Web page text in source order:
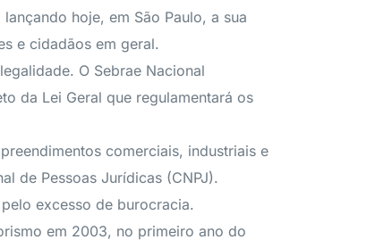
hoje, em São Paulo, a sua
e cidadãos em geral.
O Sebrae Nacional
da Lei Geral que regulamentará os
comerciais, industriais e
de Pessoas Jurídicas (CNPJ).
excesso de burocracia.
em 2003, no primeiro ano do